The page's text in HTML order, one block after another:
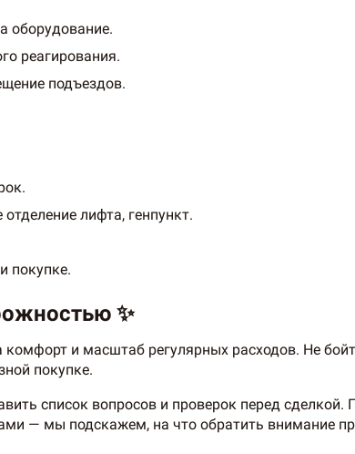
оборудование.
реагирования.
подъездов.
лифта, генпункт.
покупке.
✨
и масштаб регулярных расходов. Не
покупке.
список вопросов и проверок перед сделкой.
— мы подскажем, на что обратить внимание